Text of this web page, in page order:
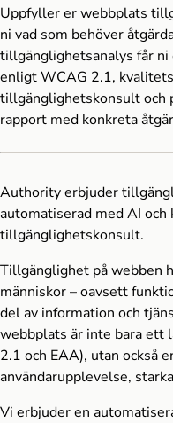
Uppfyller er webbplats
ni vad som behöver
tillgänglighetsanalys får ni
enligt WCAG 2.1,
tillgänglighetskonsult och
rapport med konkreta
Authority erbjuder
automatiserad med AI och
tillgänglighetskonsult.
Tillgänglighet på webben
människor – oavsett
del av information och
webbplats är inte bara ett
2.1 och EAA), utan också
användarupplevelse,
Vi erbjuder en